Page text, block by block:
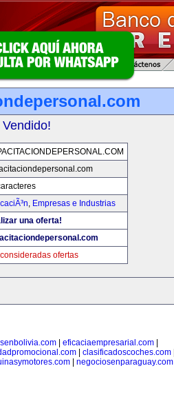
Vendido!
, Empresas e Industrias
una oferta!
ofertas
| eficaciaempresarial.com|
clasificadoscoches.com
negociosenparaguay.com